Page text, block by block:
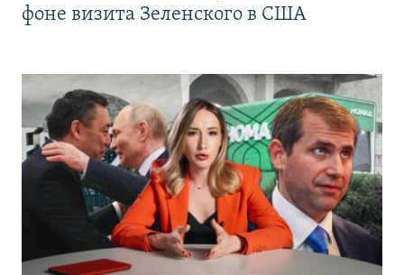
фоне визита Зеленского в США